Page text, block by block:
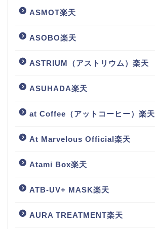
ASMOT楽天
ASOBO楽天
ASTRIUM（アストリウム）楽天
ASUHADA楽天
at Coffee（アットコーヒー）楽天
At Marvelous Official楽天
Atami Box楽天
ATB-UV+ MASK楽天
AURA TREATMENT楽天